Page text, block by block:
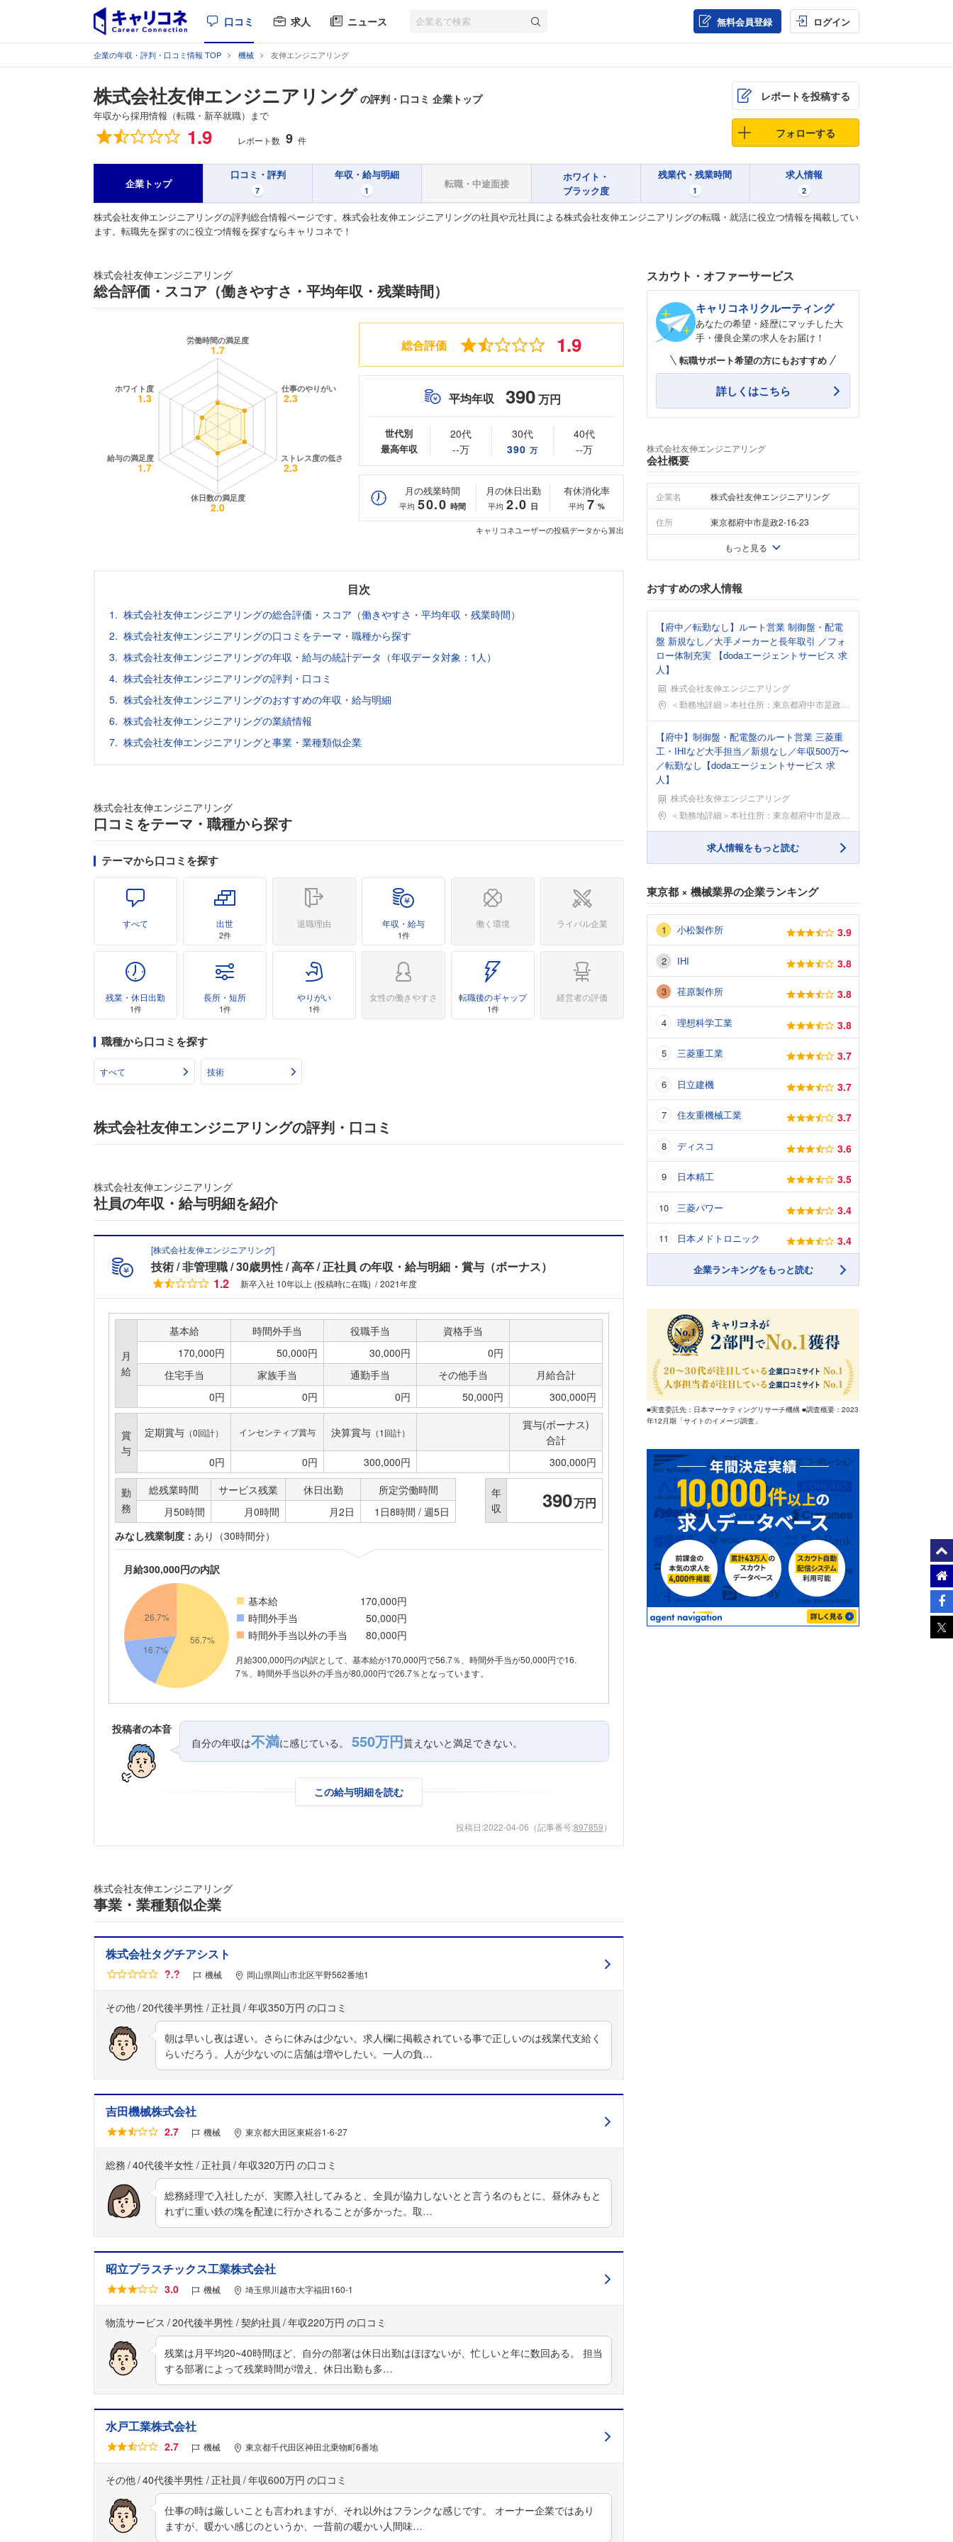
口コミ 求人 ニュース 無料会員登録 ログイン
企業の年収・評判・口コミ情報 TOP 機械 友伸エンジニアリング
株式会社友伸エンジニアリング の評判・口コミ 企業トップ
年収から採用情報（転職・新卒就職）まで
総合評価 1.9 レポート数 9 件
レポートを投稿する
フォローする
企業トップ
口コミ・評判
7
年収・給与明細
1
転職・中途面接
ホワイト・
ブラック度
残業代・残業時間
1
求人情報
2
株式会社友伸エンジニアリングの評判総合情報ページです。株式会社友伸エンジニアリングの社員や元社員による株式会社友伸エンジニアリングの転職・就活に役立つ情報を掲載してい
ます。転職先を探すのに役立つ情報を探すならキャリコネで！
こちらの企業もフォローしませんか？
株式会社友伸エンジニアリング
総合評価・スコア（働きやすさ・平均年収・残業時間）
総合評価 1.9
平均年収 390万円
世代別
最高年収
20代
--万
30代
390 万
40代
--万
月の残業時間
平均 50.0 時間
月の休日出勤
平均 2.0 日
有休消化率
平均 7 %
キャリコネユーザーの投稿データから算出
目次
株式会社友伸エンジニアリングの総合評価・スコア（働きやすさ・平均年収・残業時間）
株式会社友伸エンジニアリングの口コミをテーマ・職種から探す
株式会社友伸エンジニアリングの年収・給与の統計データ（年収データ対象：1人）
株式会社友伸エンジニアリングの評判・口コミ
株式会社友伸エンジニアリングのおすすめの年収・給与明細
株式会社友伸エンジニアリングの業績情報
株式会社友伸エンジニアリングと事業・業種類似企業
株式会社友伸エンジニアリング
口コミをテーマ・職種から探す
テーマから口コミを探す
すべて 出世
2件
退職理由 年収・給与
1件
働く環境 ライバル企業
残業・休日出勤
1件
長所・短所
1件
やりがい
1件
女性の働きやすさ 転職後のギャップ
1件
経営者の評価
職種から口コミを探す
すべて 技術
株式会社友伸エンジニアリングの評判・口コミ
株式会社友伸エンジニアリング
社員の年収・給与明細を紹介
[株式会社友伸エンジニアリング]
技術 非管理職 30歳男性 高卒 正社員 の年収・給与明細・賞与（ボーナス）
1.2
新卒入社 10年以上 (投稿時に在職) 2021年度
月
給
基本給 時間外手当 役職手当
資格手当
170,000円
50,000円 30,000円
0円
住宅手当
家族手当 通勤手当 その他手当
月給合計
0円
0円 0円 50,000円 300,000円
賞
与
定期賞与 （0回計） インセンティブ賞与 決算賞与（1回計）
賞与(ボーナス)
合計
0円
0円 300,000円 300,000円
勤
務
総残業時間 サービス残業 休日出勤
所定労働時間
月50時間
月0時間 月2日 1日8時間 / 週5日
年
収
390万円
みなし残業制度： あり（30時間分）
月給300,000円の内訳
基本給
170,000円
時間外手当
50,000円
時間外手当以外の手当
80,000円
月給300,000円の内訳として、基本給が170,000円で56.7％、時間外手当が50,000円で16.
7％、時間外手当以外の手当が80,000円で26.7％となっています。
投稿者の本音
自分の年収は不満に感じている。 550万円貰えないと満足できない。
この給与明細を読む
投稿日:2022-04-06 （記事番号:897859）
株式会社友伸エンジニアリング
事業・業種類似企業
株式会社タグチアシスト
?.? 機械 岡山県岡山市北区平野562番地1
その他 20代後半男性 正社員 年収350万円
朝は早いし夜は遅い。さらに休みは少ない。求人欄に掲載されている事で正しいのは残業代支給く
らいだろう。人が少ないのに店舗は増やしたい。一人の負…
吉田機械株式会社
2.7 機械 東京都大田区東糀谷1-6-27
総務 40代後半女性 正社員 年収320万円
総務経理で入社したが、実際入社してみると、全員が協力しないとと言う名のもとに、昼休みもと
れずに重い鉄の塊を配達に行かされることが多かった。取…
昭立プラスチックス工業株式会社
3.0 機械 埼玉県川越市大字福田160-1
物流サービス 20代後半男性 契約社員 年収220万円
残業は月平均20~40時間ほど、自分の部署は休日出勤はほぼないが、忙しいと年に数回ある。 担当
する部署によって残業時間が増え、休日出勤も多…
水戸工業株式会社
2.7 機械 東京都千代田区神田北乗物町6番地
その他 40代後半男性 正社員 年収600万円
仕事の時は厳しいことも言われますが、それ以外はフランクな感じです。 オーナー企業ではあり
ますが、暖かい感じのというか、一昔前の暖かい人間味…
スカウト・オファーサービス
キャリコネリクルーティング
あなたの希望・経歴にマッチした大
手・優良企業の求人をお届け！
転職サポート希望の方にもおすすめ
詳しくはこちら
株式会社友伸エンジニアリング
会社概要
企業名 株式会社友伸エンジニアリング
住所 東京都府中市是政2-16-23
もっと見る
おすすめの求人情報
【府中／転勤なし】ルート営業 制御盤・配電
盤 新規なし／大手メーカーと長年取引 ／フォ
ロー体制充実 【dodaエージェントサービス 求
人】
株式会社友伸エンジニアリング
勤務地＜勤務地詳細＞本社住所：東京都府中市是政2-16-
【府中】制御盤・配電盤のルート営業 三菱重
工・IHIなど大手担当／新規なし／年収500万〜
／転勤なし【dodaエージェントサービス 求
人】
株式会社友伸エンジニアリング
勤務地＜勤務地詳細＞本社住所：東京都府中市是政2-16-
求人情報をもっと読む
東京都 × 機械業界の企業ランキング
小松製作所 3.9
IHI 3.8
荏原製作所 3.8
理想科学工業 3.8
三菱重工業 3.7
日立建機 3.7
住友重機械工業 3.7
ディスコ 3.6
日本精工 3.5
三菱パワー 3.4
日本メドトロニック 3.4
企業ランキングをもっと読む
■実査委託先：日本マーケティングリサーチ機構 ■調査概要：2023
年12月期「サイトのイメージ調査」